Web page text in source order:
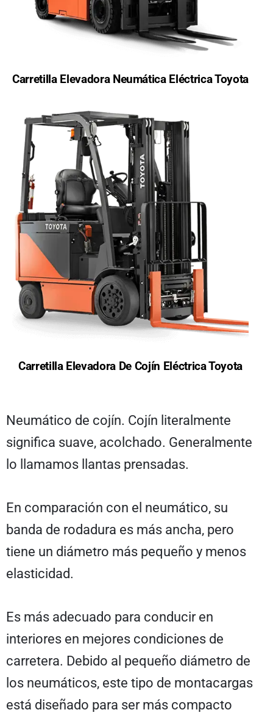
Carretilla Elevadora Neumática Eléctrica Toyota
Carretilla Elevadora De Cojín Eléctrica Toyota
Neumático de cojín. Cojín literalmente
significa suave, acolchado. Generalmente
lo llamamos llantas prensadas.
En comparación con el neumático, su
banda de rodadura es más ancha, pero
tiene un diámetro más pequeño y menos
elasticidad.
Es más adecuado para conducir en
interiores en mejores condiciones de
carretera. Debido al pequeño diámetro de
los neumáticos, este tipo de montacargas
está diseñado para ser más compacto